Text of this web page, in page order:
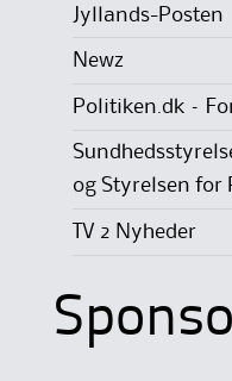
Jyllands-Posten
Newz
Politiken.dk –
og Styrelsen for
TV 2 Nyheder